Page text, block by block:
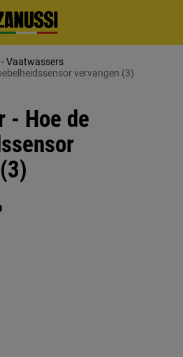
Vaatwassers
vervangen (3)
- Hoe de